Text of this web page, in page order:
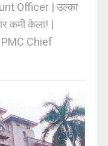
Officer | उल्का
कमी केला! |
PMC Chief